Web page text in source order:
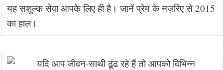
यह सशुल्क सेवा आपके लिए ही है। जानें प्रेम के नज़रिए से 2015
का हाल।
यदि आप जीवन-साथी ढूंढ रहे हैं तो आपको विभिन्न